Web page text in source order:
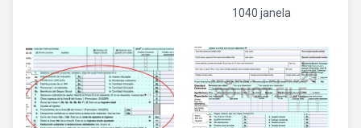
1040 janela